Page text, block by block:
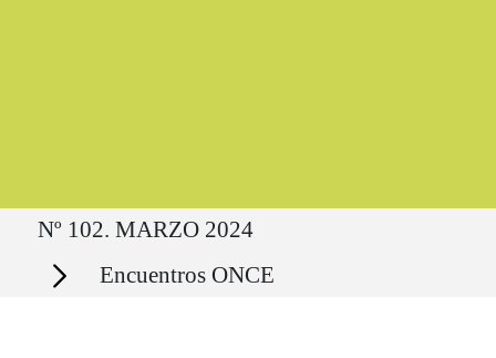
Ruta del sitio
Nº 102. MARZO 2024
Secciones Encuentros ONCE